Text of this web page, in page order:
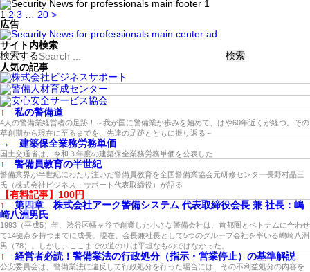
1 2 3 20 >
広告
サイト内検索
検索する
人気の記事
↑ 私の警備道
4人の警備業経営者の足跡！～我が国に警備業が歩みを始めて、はや60年近くが経つ。その
草創期から現在に至るまでを、先達の足跡とともに振り返る～
→ 建築保全業務労務単価
国土交通省は、令和３年度の建築保全業務労務単価を公表した
↑ 警備員教育の半世紀
警備業界が半世紀にわたり注いだ警備員教育を全国警備業協会元研修センター長野村晶三
氏（株式会社ビジネス・サポート代表取締役）が語る
【有料記事】100円
↑
第四章 株式会社アーク警備システム 代表取締役会長 兼 社長：嶋
崎八洲男氏
1993（平成5）年、渋谷区幡ヶ谷で創業した小さな警備会社は、首都圏とベトナムに合わせ
て14拠点を持つまでに成長。現在、会長兼社長として5つのグループ会社を率いる嶋崎八洲
男（78）。しかし、ここまでの道のりは平坦なものではなかった。
↑ 経営者必読！警備業法の行政処分（指示・営業停止）の基準解説
公安委員会は、警備業法に違反して行政処分を行った場合には、その不利益処分の内容を